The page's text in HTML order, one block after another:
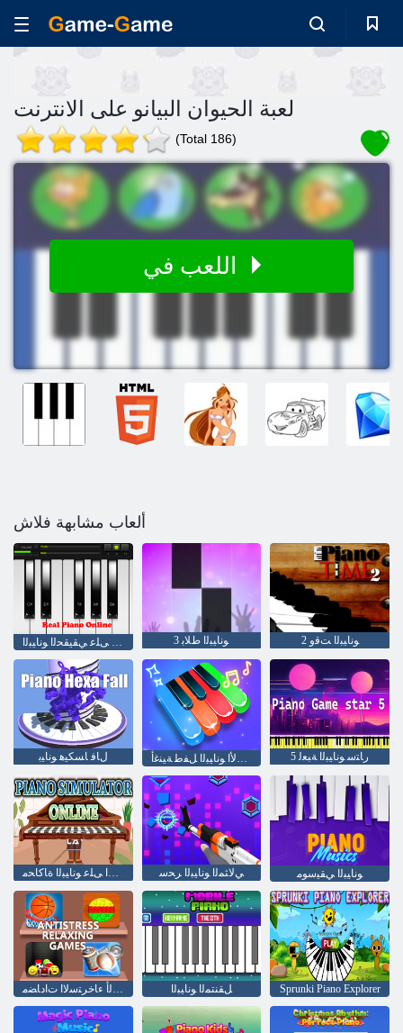
لعبة الحيوان البيانو على الانترنت
(Total 186)
ألعاب مشابهة فلاش
ﺖﻧﺮﺘﻧﻻ ﺍ ﻰﻠﻋ ﻲﻘﻴﻘﺤﻟﺍ ﻮﻧﺎﻴﺒﻟﺍ 3 ﻮﻧﺎﻴﺒﻟﺍ ﻁﻼ ﺑ 2 ﻮﻧﺎﻴﺒﻟﺍ ﺖﻗﻭ
ﻝﺎﻓ ﺎﺴﻜﻴﻫ ﻮﻧﺎﻴﺑ 5 ﺭﺎﺘﺳ ﻮﻧﺎﻴﺒﻟﺍ ﺔﺒﻌﻟ
ﺖﻧﺮﺘﻧﻻ ﺍ ﻰﻠﻋ ﻮﻧﺎﻴﺒﻟﺍ ﺓﺎﻛﺎﺤﻣ ﻲﻟﺎﺜﻤﻟﺍ ﻮﻧﺎﻴﺒﻟﺍ ﺮﺤﺳ ﻮﻧﺎﻴﺒﻟﺍ ﻲﻘﻴﺳﻮﻣ
ﺏﺎﻌﻟﺃ ءﺎﺧﺮﺘﺳﻻ ﺍ ﺕﺍﺩﺎﻀﻣ ﻞﻘﻨﺘﻤﻟﺍ ﻮﻧﺎﻴﺒﻟﺍ Sprunki Piano Explorer